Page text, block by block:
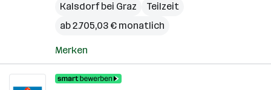
Kalsdorf bei Graz
Teilzeit
ab 2.705,03 € monatlich
Merken